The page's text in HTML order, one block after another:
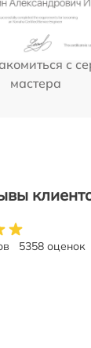
с
мастера
5358 оценок